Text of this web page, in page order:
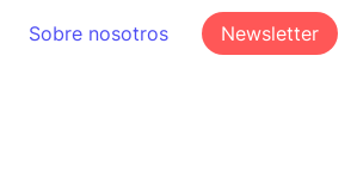
Sobre nosotros Newsletter